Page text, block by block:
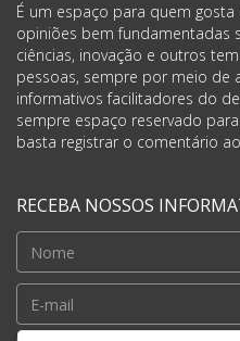
É um espaço para quem
opiniões bem fundamentadas
ciências, inovação e outros
pessoas, sempre por meio de
informativos facilitadores do
sempre espaço reservado
basta registrar o comentário
RECEBA NOSSOS